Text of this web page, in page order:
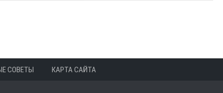
СОВЕТЫ КАРТА САЙТА